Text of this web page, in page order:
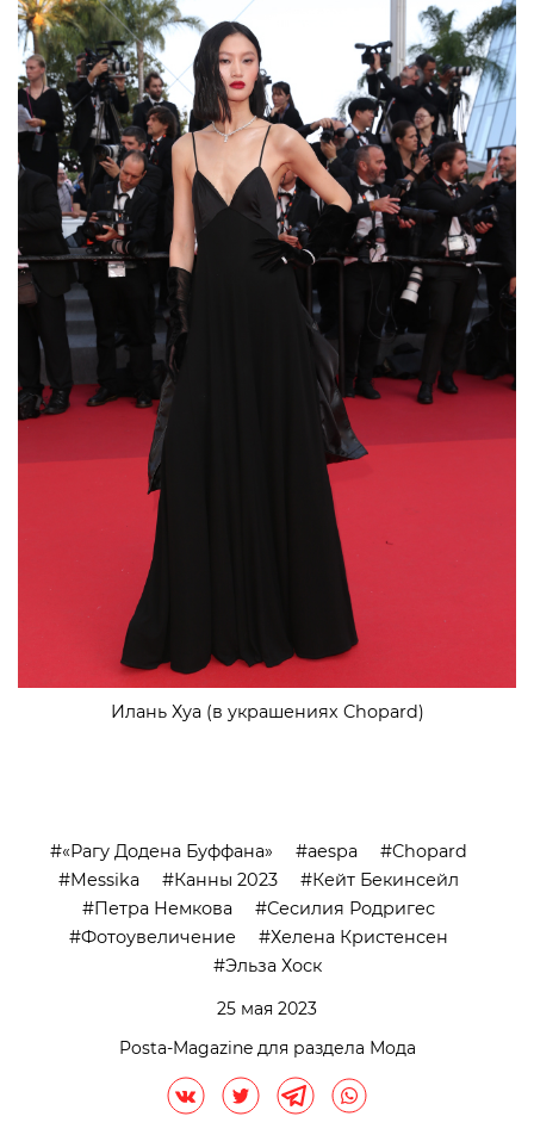
Илань Хуа (в украшениях Chopard)
«Рагу Додена Буффана» aespa
Chopard
Messika
Канны 2023
Кейт Бекинсейл
Петра Немкова
Сесилия Родригес
Фотоувеличение
Хелена Кристенсен
Эльза Хоск
25 мая 2023
Posta-Magazine для раздела Мода